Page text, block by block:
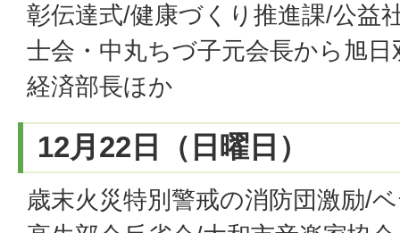
彰伝達式/健康づくり推進課/公益
士会・中丸ちづ子元会長から旭
経済部長ほか
12月22日（日曜日）
歳末火災特別警戒の消防団激励/